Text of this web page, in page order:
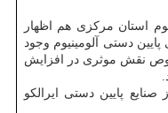
استان مرکزی هم اظهار
دستی آلومینیوم وجود
نقش موثری در افزایش
پایین دستی ایرالکو